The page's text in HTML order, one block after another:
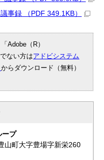
事録 （PDF 349.1KB）
Adobe（R）
ない方はアドビシステム
からダウンロード（無料）
ープ
町大字豊場字新栄260